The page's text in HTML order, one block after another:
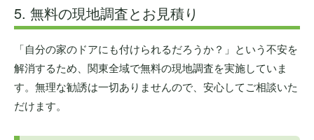
5. 無料の現地調査とお見積り
「自分の家のドアにも付けられるだろうか？」という不安を
解消するため、関東全域で無料の現地調査を実施していま
す。無理な勧誘は一切ありませんので、安心してご相談いた
だけます。